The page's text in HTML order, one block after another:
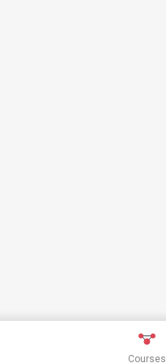
Courses